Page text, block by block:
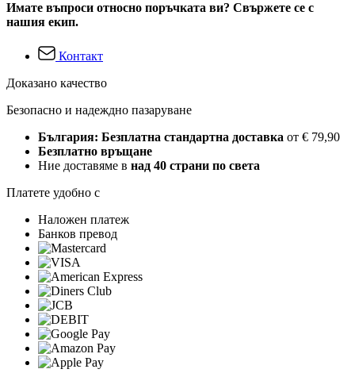
Имате въпроси относно поръчката ви? Свържете се с
нашия екип.
Контакт
Доказано качество
Безопасно и надеждно пазаруване
България: Безплатна стандартна доставка от € 79,90
Безплатно връщане
Ние доставяме в над 40 страни по света
Платете удобно с
Наложен платеж
Банков превод